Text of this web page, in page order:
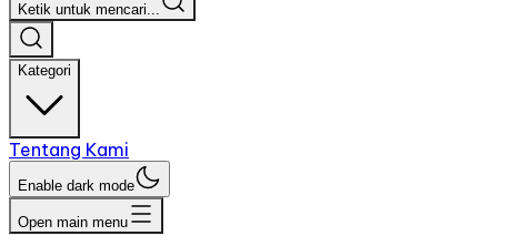
Ketik untuk mencari...
Kategori
Tentang Kami
Enable dark mode
Open main menu